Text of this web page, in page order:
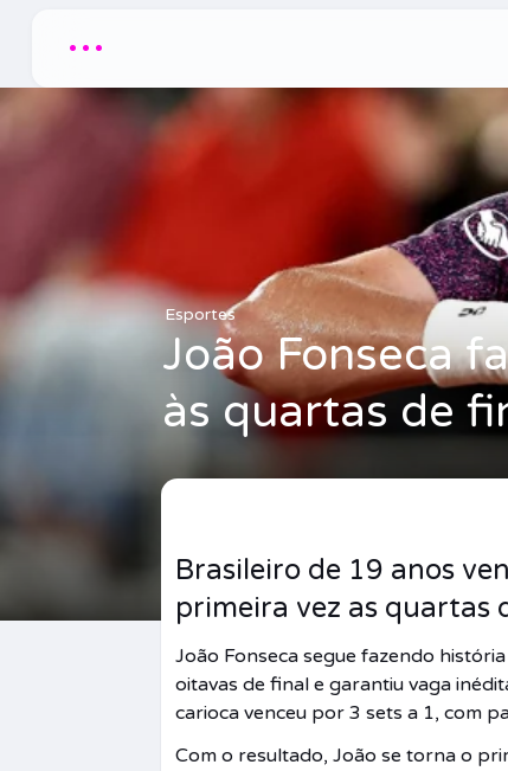
...
Esportes
João Fonseca
às quartas de
Brasileiro de 19 anos
primeira vez as quartas
João Fonseca segue fazendo
oitavas de final e garantiu vaga
carioca venceu por 3 sets a 1, com
Com o resultado, João se torna o